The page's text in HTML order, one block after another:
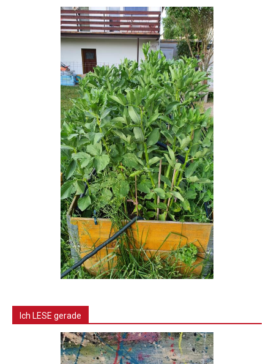
Ich LESE gerade